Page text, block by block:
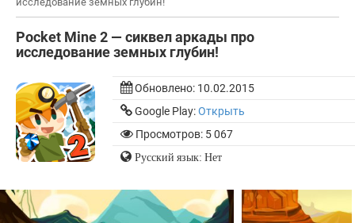
Pocket Mine 2 — cиквел аркады про
исследование земных глубин!
Обновлено: 10.02.2015
Google Play:Открыть
Просмотров: 5 067
Русский язык: Нет